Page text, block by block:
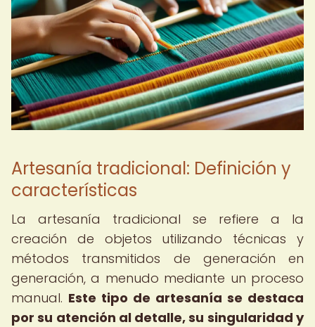
Artesanía tradicional: Definición y
características
La artesanía tradicional se refiere a la
creación de objetos utilizando técnicas y
métodos transmitidos de generación en
generación, a menudo mediante un proceso
manual. Este tipo de artesanía se destaca
por su atención al detalle, su singularidad y